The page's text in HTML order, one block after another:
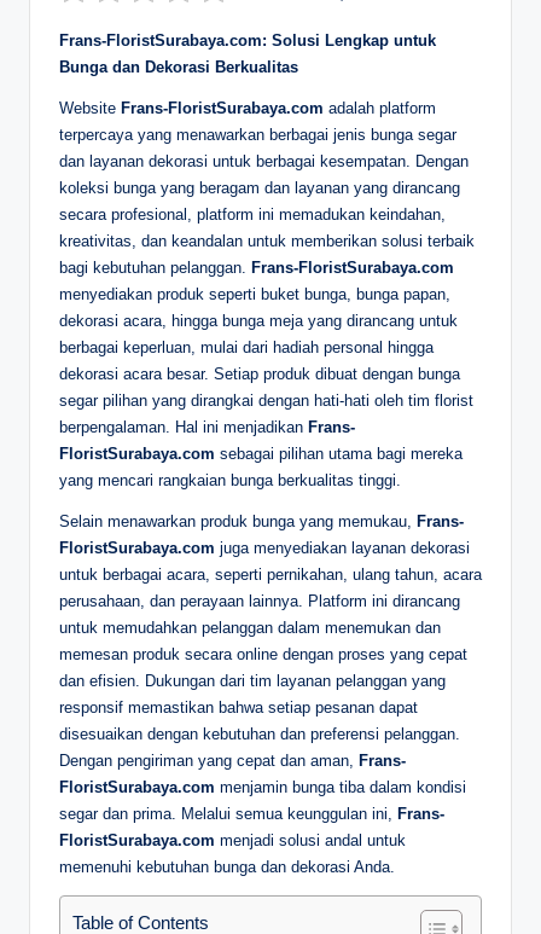
Frans-FloristSurabaya.com: Solusi Lengkap untuk
Bunga dan Dekorasi Berkualitas
Website Frans-FloristSurabaya.com adalah platform
terpercaya yang menawarkan berbagai jenis bunga segar
dan layanan dekorasi untuk berbagai kesempatan. Dengan
koleksi bunga yang beragam dan layanan yang dirancang
secara profesional, platform ini memadukan keindahan,
kreativitas, dan keandalan untuk memberikan solusi terbaik
bagi kebutuhan pelanggan.
Frans-FloristSurabaya.com
menyediakan produk seperti buket bunga, bunga papan,
dekorasi acara, hingga bunga meja yang dirancang untuk
berbagai keperluan, mulai dari hadiah personal hingga
dekorasi acara besar. Setiap produk dibuat dengan bunga
segar pilihan yang dirangkai dengan hati-hati oleh tim florist
berpengalaman. Hal ini menjadikan Frans-
FloristSurabaya.com sebagai pilihan utama bagi mereka
yang mencari rangkaian bunga berkualitas tinggi.
Selain menawarkan produk bunga yang memukau,
Frans-
FloristSurabaya.com juga menyediakan layanan dekorasi
untuk berbagai acara, seperti pernikahan, ulang tahun, acara
perusahaan, dan perayaan lainnya. Platform ini dirancang
untuk memudahkan pelanggan dalam menemukan dan
memesan produk secara online dengan proses yang cepat
dan efisien. Dukungan dari tim layanan pelanggan yang
responsif memastikan bahwa setiap pesanan dapat
disesuaikan dengan kebutuhan dan preferensi pelanggan.
Dengan pengiriman yang cepat dan aman,
Frans-
FloristSurabaya.com menjamin bunga tiba dalam kondisi
segar dan prima. Melalui semua keunggulan ini,
Frans-
FloristSurabaya.com menjadi solusi andal untuk
memenuhi kebutuhan bunga dan dekorasi Anda.
Table of Contents